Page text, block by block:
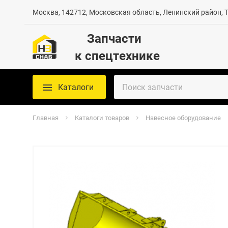
Москва, 142712, Московская область, Ленинский район,
Запчасти
к спецтехнике
Каталоги
Главная Каталоги товаров Навесное оборудование